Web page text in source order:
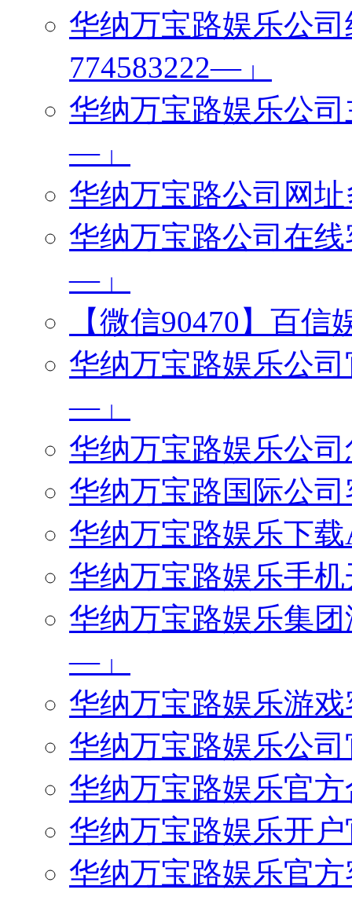
华纳万宝路娱乐公
774583222—」
华纳万宝路娱乐公
—」
华纳万宝路公司网
华纳万宝路公司在
—」
【微信90470】百
华纳万宝路娱乐公
—」
华纳万宝路娱乐公
华纳万宝路国际公
华纳万宝路娱乐下
华纳万宝路娱乐手
华纳万宝路娱乐集
—」
华纳万宝路娱乐游
华纳万宝路娱乐公
华纳万宝路娱乐官
华纳万宝路娱乐开
华纳万宝路娱乐官